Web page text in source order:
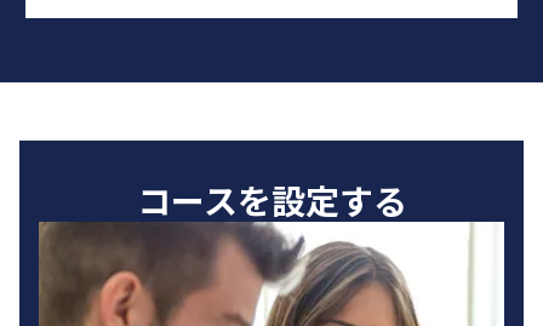
コースを設定する